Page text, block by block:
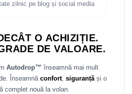
zilnic pe blog și social media
O ACHIZIȚIE.
DE VALOARE.
Autodrop™ înseamnă mai mult
Înseamnă confort, siguranțăși o
complet nouă la volan.